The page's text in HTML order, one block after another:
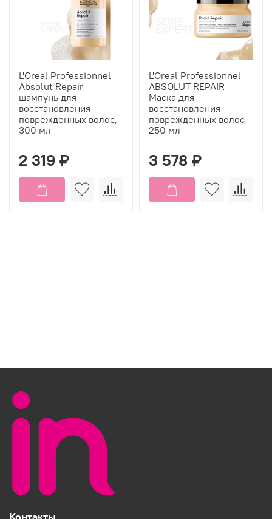
L'Oreal Professionnel
Absolut Repair
шампунь для
восстановления
поврежденных волос,
300 мл
2 319 ₽
L'Oreal Professionnel
ABSOLUT REPAIR
Маска для
восстановления
поврежденных волос
250 мл
3 578 ₽